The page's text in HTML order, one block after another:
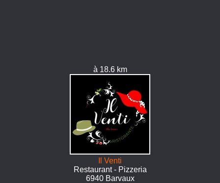
à 18.6 km
Il Venti
Restaurant - Pizzeria
6940 Barvaux